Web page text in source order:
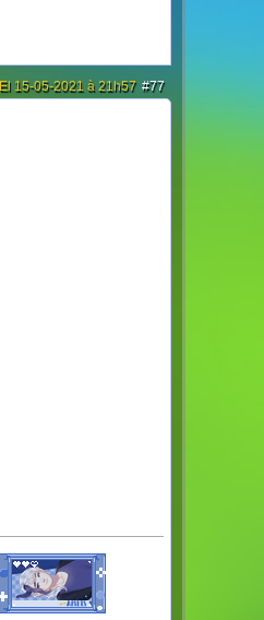
#77
El 15-05-2021 à 21h57